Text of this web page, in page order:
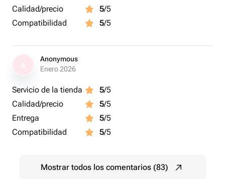
Calidad/precio 5/5
Compatibilidad
5/5
Anonymous
Enero 2026
Servicio de la tienda 5/5
Calidad/precio
5/5
Entrega
5/5
Compatibilidad
5/5
Mostrar todos los comentarios (83)